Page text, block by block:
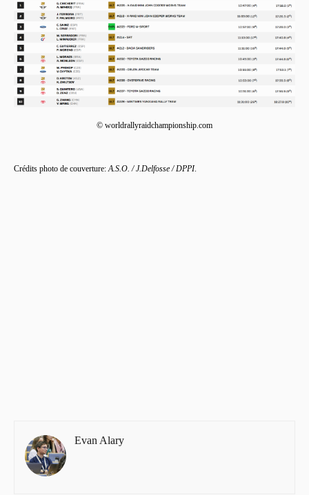
© worldrallyraidchampionship.com
Crédits photo de couverture: A.S.O. / J.Delfosse / DPPI.
Evan Alary